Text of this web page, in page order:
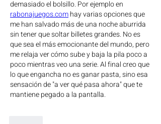
rabonajuegos.com hay varias opciones que
me han salvado más de una noche aburrida
sin tener que soltar billetes grandes. No es
que sea el más emocionante del mundo, pero
me relaja ver cómo sube y baja la pila poco a
poco mientras veo una serie. Al final creo que
lo que engancha no es ganar pasta, sino esa
sensación de "a ver qué pasa ahora" que te
mantiene pegado a la pantalla.